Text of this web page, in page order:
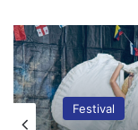
Festival